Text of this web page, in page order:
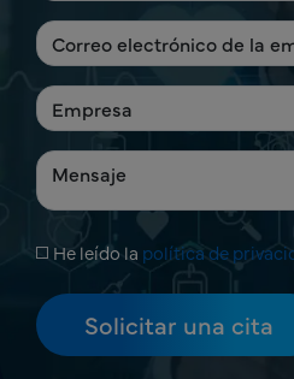
He leído la política de